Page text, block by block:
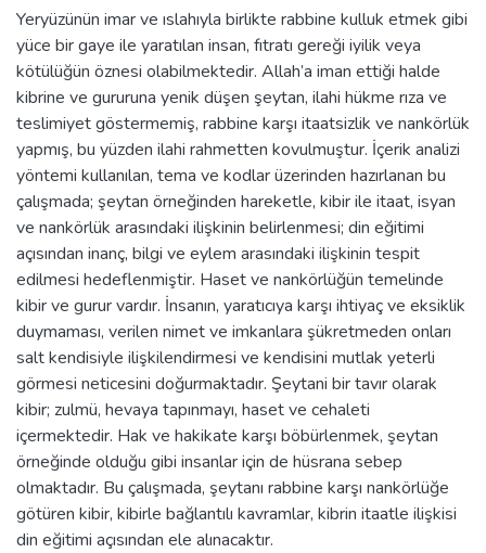
Yeryüzünün imar ve ıslahıyla birlikte rabbine kulluk etmek gibi
yüce bir gaye ile yaratılan insan, fıtratı gereği iyilik veya
kötülüğün öznesi olabilmektedir. Allah’a iman ettiği halde
kibrine ve gururuna yenik düşen şeytan, ilahi hükme rıza ve
teslimiyet göstermemiş, rabbine karşı itaatsizlik ve nankörlük
yapmış, bu yüzden ilahi rahmetten kovulmuştur. İçerik analizi
yöntemi kullanılan, tema ve kodlar üzerinden hazırlanan bu
çalışmada; şeytan örneğinden hareketle, kibir ile itaat, isyan
ve nankörlük arasındaki ilişkinin belirlenmesi; din eğitimi
açısından inanç, bilgi ve eylem arasındaki ilişkinin tespit
edilmesi hedeflenmiştir. Haset ve nankörlüğün temelinde
kibir ve gurur vardır. İnsanın, yaratıcıya karşı ihtiyaç ve eksiklik
duymaması, verilen nimet ve imkanlara şükretmeden onları
salt kendisiyle ilişkilendirmesi ve kendisini mutlak yeterli
görmesi neticesini doğurmaktadır. Şeytani bir tavır olarak
kibir; zulmü, hevaya tapınmayı, haset ve cehaleti
içermektedir. Hak ve hakikate karşı böbürlenmek, şeytan
örneğinde olduğu gibi insanlar için de hüsrana sebep
olmaktadır. Bu çalışmada, şeytanı rabbine karşı nankörlüğe
götüren kibir, kibirle bağlantılı kavramlar, kibrin itaatle ilişkisi
din eğitimi açısından ele alınacaktır.